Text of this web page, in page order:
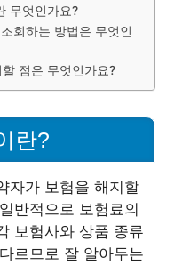
무엇인가요?
회하는 방법은 무엇인
점은 무엇인가요?
란?
자가 보험을 해지할
반적으로 보험료의
보험사와 상품 종류
르므로 잘 알아두는